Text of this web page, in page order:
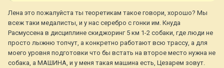
Лена это пожалуйста ты теоретикам такое говори, хорошо? Мы
всеж таки медалисты, и у нас серебро с гонки им. Кнуда
Расмуссена в дисциплине скиджоринг 5 км 1-2 собаки, где люди не
просто лыжню топчут, а конкретно работают всю трассу, а для
моего уровня подготовки что бы встать на второе место нужна не
собака, а МАШИНА, и у меня такая машина есть, Цезарем зовут.